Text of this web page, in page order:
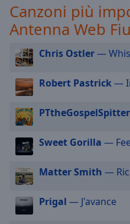
dialog
subtitles
selected
Audio
Track
Picture-
in-
Picture
Fullscreen
This
window.
Canzoni più
Antenna Web
Chris Ostler—
Robert Pastrick—
PTtheGospelSpitter
Sweet Gorilla —
Matter Smith —
Prigal — J'avance